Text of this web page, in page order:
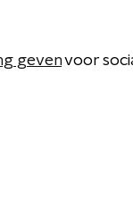
gevenvoor